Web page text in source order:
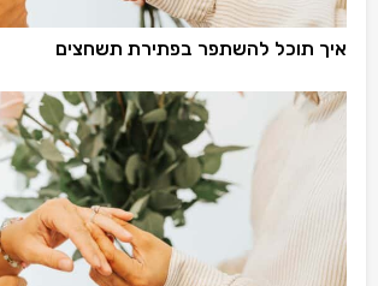
איך תוכל להשתפר בפתירת תשחצים